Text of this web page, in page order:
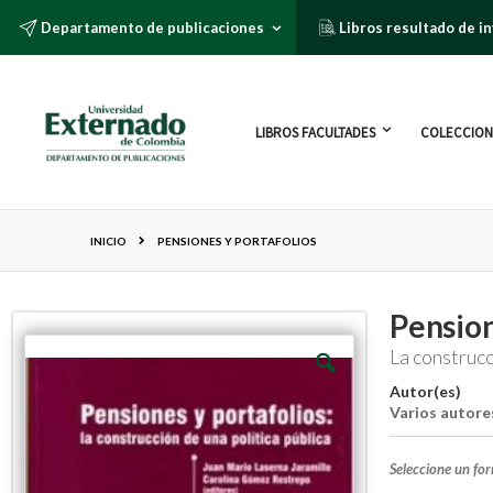
Departamento de publicaciones Libros resultado de
LIBROS FACULTADES
INICIO PENSIONES Y PORTAFOLIOS
La
Autor(es)
Varios
Seleccione un